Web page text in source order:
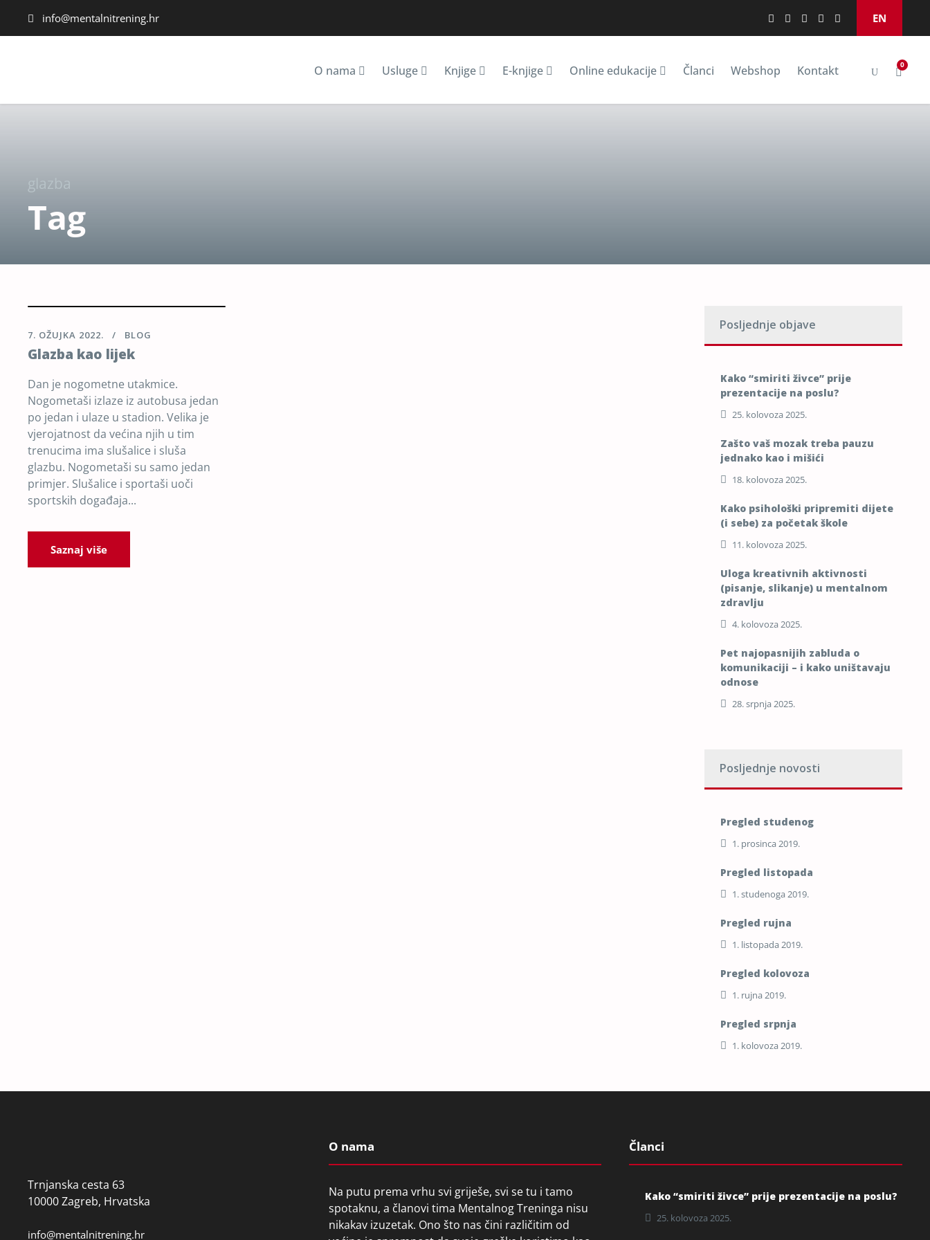
info@mentalnitrening.hr EN
O nama Usluge Knjige E-knjige Online edukacije Članci Webshop Kontakt 0
glazba
Tag
7. OŽUJKA 2022. BLOG
Glazba kao lijek
Dan je nogometne utakmice.
Nogometaši izlaze iz autobusa jedan
po jedan i ulaze u stadion. Velika je
vjerojatnost da većina njih u tim
trenucima ima slušalice i sluša
glazbu. Nogometaši su samo jedan
primjer. Slušalice i sportaši uoči
sportskih događaja...
Saznaj više
Posljednje objave
Kako “smiriti živce” prije
prezentacije na poslu?
25. kolovoza 2025.
Zašto vaš mozak treba pauzu
jednako kao i mišići
18. kolovoza 2025.
Kako psihološki pripremiti dijete
(i sebe) za početak škole
11. kolovoza 2025.
Uloga kreativnih aktivnosti
(pisanje, slikanje) u mentalnom
zdravlju
4. kolovoza 2025.
Pet najopasnijih zabluda o
komunikaciji – i kako uništavaju
odnose
28. srpnja 2025.
Posljednje novosti
Pregled studenog
1. prosinca 2019.
Pregled listopada
1. studenoga 2019.
Pregled rujna
1. listopada 2019.
Pregled kolovoza
1. rujna 2019.
Pregled srpnja
1. kolovoza 2019.
Trnjanska cesta 63
10000 Zagreb, Hrvatska
info@mentalnitrening.hr
O nama
Na putu prema vrhu svi griješe, svi se tu i tamo
spotaknu, a članovi tima Mentalnog Treninga nisu
nikakav izuzetak. Ono što nas čini različitim od
Članci
Kako “smiriti živce” prije prezentacije na poslu?
25. kolovoza 2025.